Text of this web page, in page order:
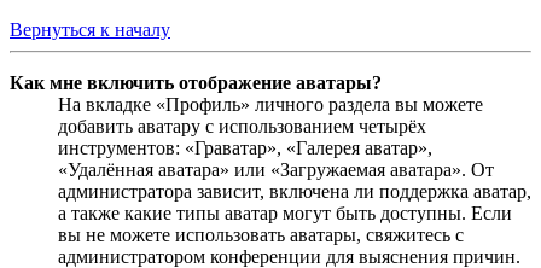
Вернуться к началу
Как мне включить отображение аватары?
На вкладке «Профиль» личного раздела вы можете
добавить аватару с использованием четырёх
инструментов: «Граватар», «Галерея аватар»,
«Удалённая аватара» или «Загружаемая аватара». От
администратора зависит, включена ли поддержка аватар,
а также какие типы аватар могут быть доступны. Если
вы не можете использовать аватары, свяжитесь с
администратором конференции для выяснения причин.